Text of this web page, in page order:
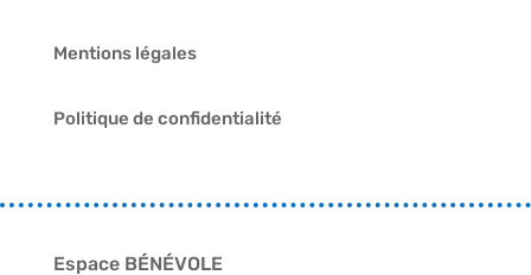
Mentions légales
Politique de confidentialité
Espace BÉNÉVOLE